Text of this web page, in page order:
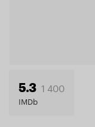
5.3 1 400
IMDb